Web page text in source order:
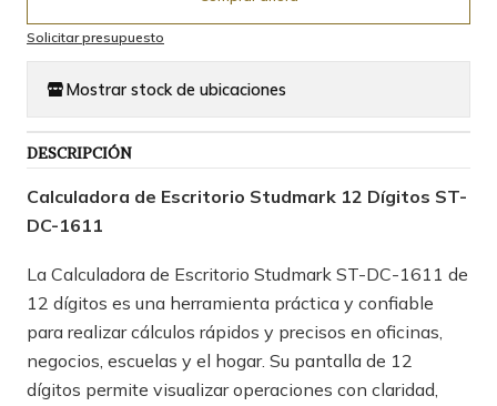
Solicitar presupuesto
Mostrar stock de ubicaciones
DESCRIPCIÓN
Calculadora de Escritorio Studmark 12 Dígitos ST-
DC-1611
La Calculadora de Escritorio Studmark ST-DC-1611 de
12 dígitos es una herramienta práctica y confiable
para realizar cálculos rápidos y precisos en oficinas,
negocios, escuelas y el hogar. Su pantalla de 12
dígitos permite visualizar operaciones con claridad,